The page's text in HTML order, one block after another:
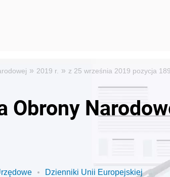
» 2019 r. » z 25 września 2019 pozycja 189
Dzienniki Unii Europejskiej